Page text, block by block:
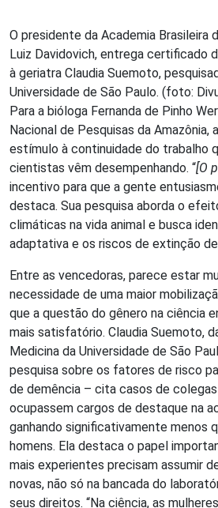
O presidente da Academia Brasileira
Luiz Davidovich, entrega certificado
à geriatra Claudia Suemoto,
Universidade de São Paulo. (foto:
Para a bióloga Fernanda de Pinho
Nacional de Pesquisas da Amazônia,
estímulo à continuidade do trabalho
cientistas vêm desempenhando. “[O
incentivo para que a gente
destaca. Sua pesquisa aborda o
climáticas na vida animal e busca
adaptativa e os riscos de extinção
Entre as vencedoras, parece estar
necessidade de uma maior
que a questão do gênero na ciência
mais satisfatório. Claudia Suemoto,
Medicina da Universidade de São
pesquisa sobre os fatores de risco
de demência – cita casos de
ocupassem cargos de destaque na
ganhando significativamente menos
homens. Ela destaca o papel
mais experientes precisam assumir
novas, não só na bancada do
seus direitos. “Na ciência, as